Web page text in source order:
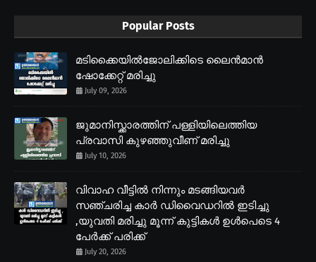
Popular Posts
മടിക്കൈയിൽജോലിക്കിടെ ലൈൻമാൻ
ഷോക്കേറ്റ് മരിച്ചു
July 09, 2026
ജുമാനിസ്ക്കാരത്തിന് പള്ളിയിലെത്തിയ
പ്രവാസി കുഴഞ്ഞുവീണ് മരിച്ചു
July 10, 2026
വിവാഹ വീട്ടിൽ നിന്നും മടങ്ങിയവർ
സഞ്ചരിച്ച കാർ ഡിവൈഡറിൽ ഇടിച്ചു
,യുവതി മരിച്ചു മൂന്ന് കുട്ടികൾ ഉൾപെടെ 4
പേർക്ക് പരിക്ക്
July 20, 2026